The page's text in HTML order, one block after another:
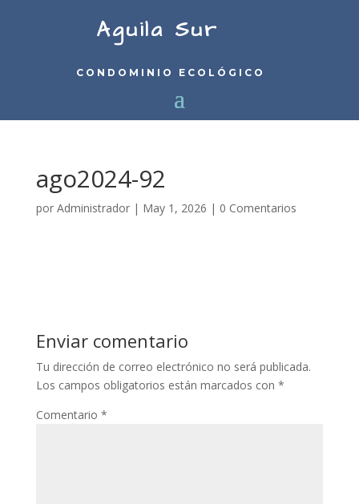
Aguila Sur
CONDOMINIO ECOLÓGICO
ago2024-92
por Administrador| May 1, 2026 | 0 Comentarios
Enviar comentario
Tu dirección de correo electrónico no será publicada.
Los campos obligatorios están marcados con *
Comentario *